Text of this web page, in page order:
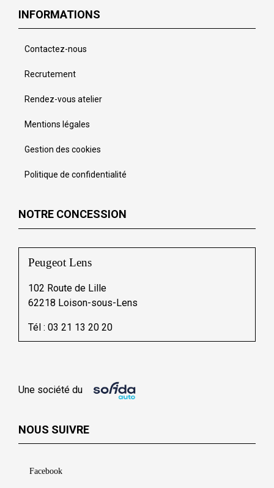
INFORMATIONS
Contactez-nous
Recrutement
Rendez-vous atelier
Mentions légales
Gestion des cookies
Politique de confidentialité
NOTRE CONCESSION
Peugeot Lens
102 Route de Lille
62218 Loison-sous-Lens
Tél : 03 21 13 20 20
Une société du
NOUS SUIVRE
Facebook